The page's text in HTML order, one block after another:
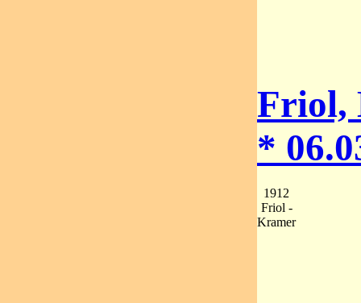
Friol,
*
1912
Friol -
Kramer